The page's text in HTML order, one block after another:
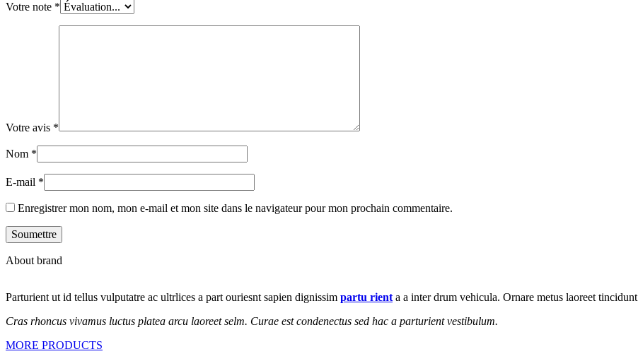
Votre note *
Votre avis *
Nom *
E-mail *
Enregistrer mon nom, mon e-mail et mon site dans le navigateur pour mon prochain commentaire.
About brand
Parturient ut id tellus vulputatre ac ultrlices a part ouriesnt sapien dignissim partu rient a a inter drum vehicula. Ornare metus laoreet tincidunt
Cras rhoncus vivamus luctus platea arcu laoreet selm. Curae est condenectus sed hac a parturient vestibulum.
MORE PRODUCTS